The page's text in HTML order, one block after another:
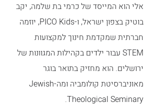
אלי הוא המייסד של כרמי בת שלמה, יקב
בוטיק בצפון ישראל, ו-PICO Kids, יוזמה
חברתית שמקדמת חינוך למקצועות
STEM עבור ילדים בקהילות המגוונות של
ירושלים. הוא מחזיק בתואר בוגר
מאוניברסיטת קולומביה ומה-Jewish
Theological Seminary.